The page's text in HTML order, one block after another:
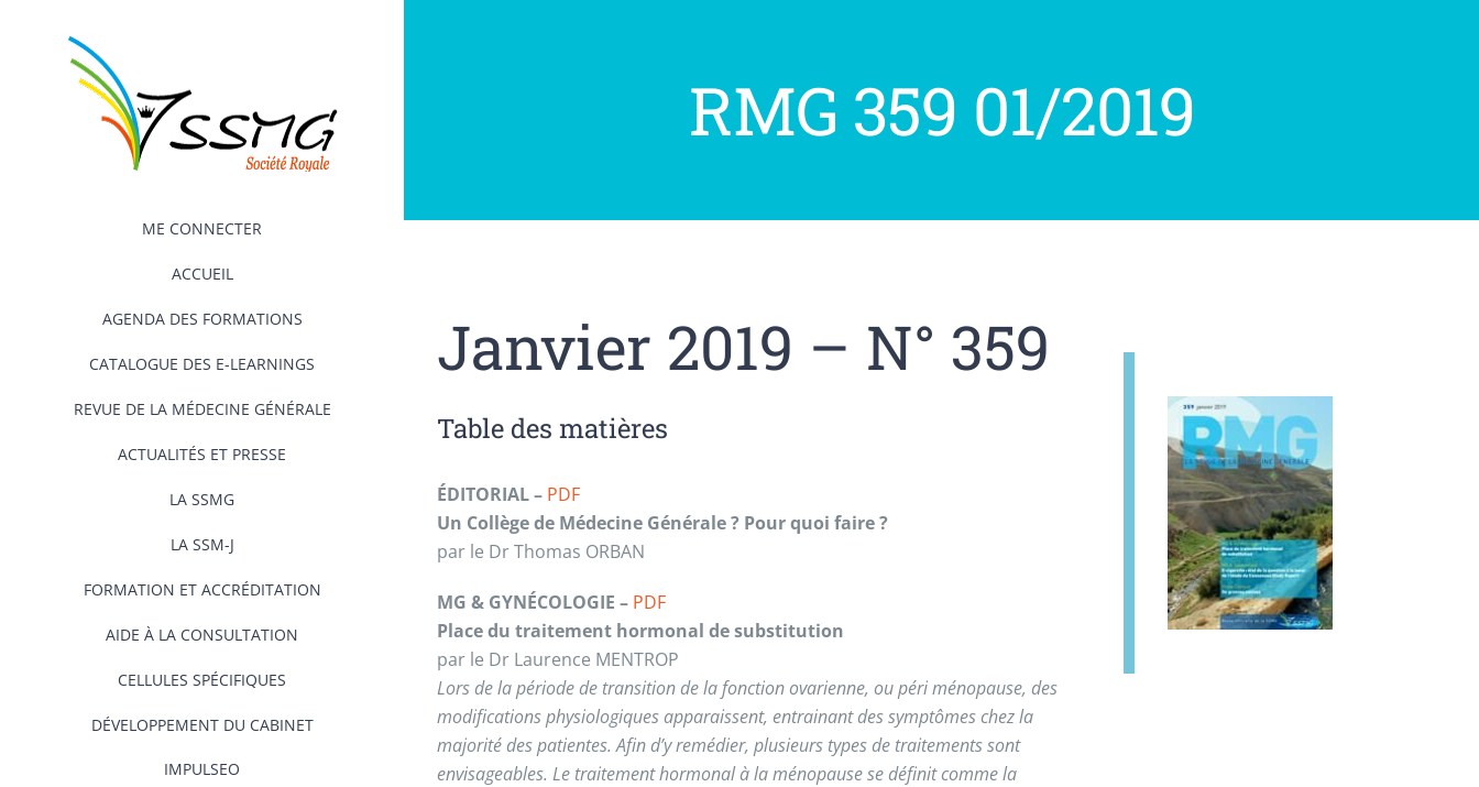
ME CONNECTER
ACCUEIL
AGENDA DES FORMATIONS
CATALOGUE DES E-LEARNINGS
REVUE DE LA MÉDECINE GÉNÉRALE
ACTUALITÉS ET PRESSE
LA SSMG
LA SSM-J
FORMATION ET ACCRÉDITATION
AIDE À LA CONSULTATION
CELLULES SPÉCIFIQUES
DÉVELOPPEMENT DU CABINET
IMPULSEO
RMG 359 01/2019
Janvier 2019 – N° 359
Table des matières
ÉDITORIAL – PDF
Un Collège de Médecine Générale ? Pour quoi faire ?
par le Dr Thomas ORBAN
MG & GYNÉCOLOGIE – PDF
Place du traitement hormonal de substitution
par le Dr Laurence MENTROP
Lors de la période de transition de la fonction ovarienne, ou péri ménopause, des
modifications physiologiques apparaissent, entrainant des symptômes chez la
majorité des patientes. Afin d’y remédier, plusieurs types de traitements sont
envisageables. Le traitement hormonal à la ménopause se définit comme la